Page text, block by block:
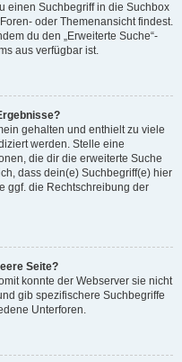
einen Suchbegriff in die Suchbox
oder Themenansicht findest.
du den „Erweiterte Suche“-
aus verfügbar ist.
gehalten und enthielt zu viele
werden. Stelle eine
die dir die erweiterte Suche
dass dein(e) Suchbegriff(e) hier
ggf. die Rechtschreibung der
Seite?
konnte der Webserver sie nicht
gib spezifischere Suchbegriffe
Unterforen.